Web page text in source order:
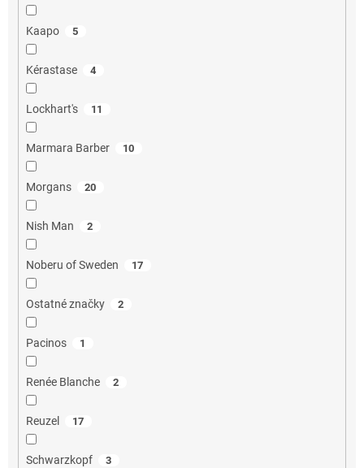
Kaapo 5
Kérastase 4
Lockhart's 11
Marmara Barber 10
Morgans 20
Nish Man 2
Noberu of Sweden 17
Ostatné značky 2
Pacinos 1
Renée Blanche 2
Reuzel 17
Schwarzkopf 3